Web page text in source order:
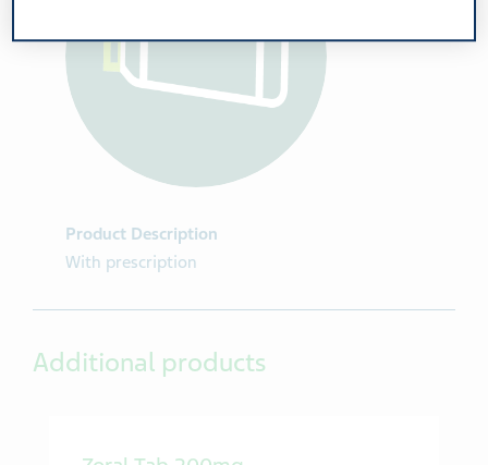
Product Description
With prescription
Additional products